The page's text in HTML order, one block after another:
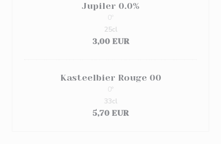
Jupiler 0.0%
0º
3,00 EUR
25cl
Kasteelbier Rouge 00
0°
5,70 EUR
33cl